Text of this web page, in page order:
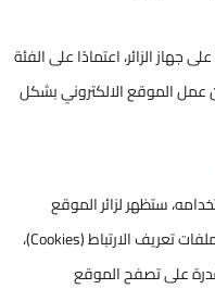
جهاز الزائر، اعتمادًا على الفئة
عمل الموقع الالكتروني بشكل
ستظهر لزائر الموقع
الالكتروني رسالة بالموافقة على استخدام ملفات تعريف الارتباط (Cookies)،
على تصفح الموقع